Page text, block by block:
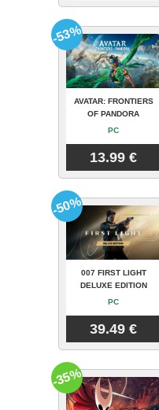
AVATAR: FRONTIERS
OF PANDORA
PC
13.99 €
-53%
007 FIRST LIGHT
DELUXE EDITION
PC
39.49 €
-50%
-35%